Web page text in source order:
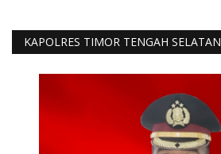
KAPOLRES TIMOR TENGAH SELATAN